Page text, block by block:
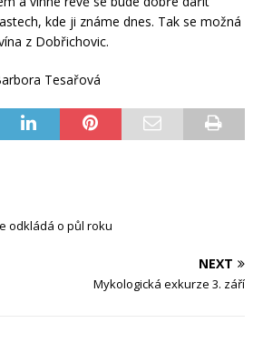
kde ji známe dnes. Tak se možná
z Dobřichovic.
Tesařová
odkládá o půl roku
NEXT
Mykologická exkurze 3. září